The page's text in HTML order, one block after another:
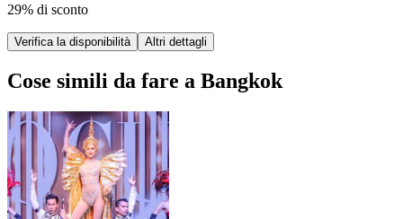
29% di sconto
Verifica la disponibilità Altri dettagli
Cose simili da fare a Bangkok